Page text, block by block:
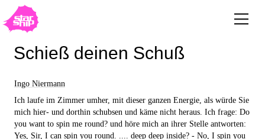
Schieß deinen Schuß
Ingo Niermann
Ich laufe im Zimmer umher, mit dieser ganzen Energie, als würde Sie
mich hier- und dorthin schubsen und käme nicht heraus. Ich frage: Do
you want to spin me round? und höre mich an ihrer Stelle antworten:
Yes, Sir, I can spin you round. .... deep deep inside? - No, I spin you